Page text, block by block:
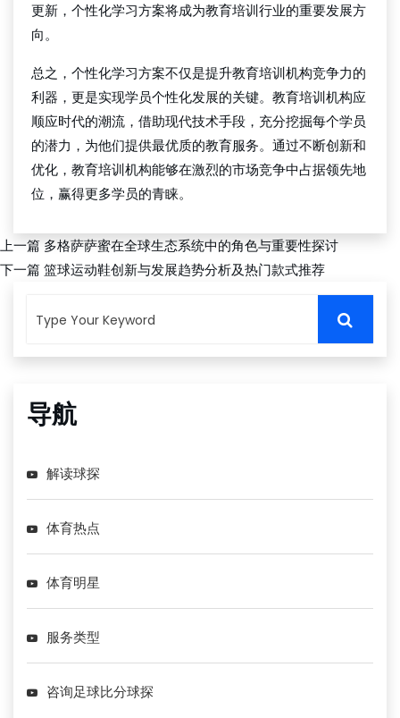
更新，个性化学习方案将成为教育培训行业的重要发展方
向。
总之，个性化学习方案不仅是提升教育培训机构竞争力的
利器，更是实现学员个性化发展的关键。教育培训机构应
顺应时代的潮流，借助现代技术手段，充分挖掘每个学员
的潜力，为他们提供最优质的教育服务。通过不断创新和
优化，教育培训机构能够在激烈的市场竞争中占据领先地
位，赢得更多学员的青睐。
上一篇 多格萨萨蜜在全球生态系统中的角色与重要性探讨
下一篇 篮球运动鞋创新与发展趋势分析及热门款式推荐
导航
解读球探
体育热点
体育明星
服务类型
咨询足球比分球探